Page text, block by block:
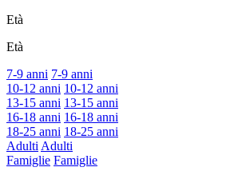
Età
Età
7-9 anni 7-9 anni
10-12 anni 10-12 anni
13-15 anni 13-15 anni
16-18 anni 16-18 anni
18-25 anni 18-25 anni
Adulti Adulti
Famiglie Famiglie